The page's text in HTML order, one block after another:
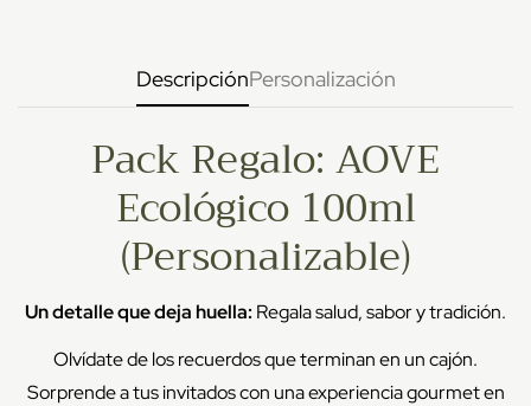
DescripciónPersonalización
Pack Regalo: AOVE
Ecológico 100ml
(Personalizable)
Un detalle que deja huella: Regala salud, sabor y tradición.
Olvídate de los recuerdos que terminan en un cajón.
Sorprende a tus invitados con una experiencia gourmet en